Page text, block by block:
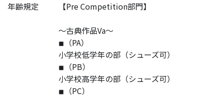
年齢規定 【Pre Competition部門】
〜古典作品Va〜
◾︎（PA）
小学校低学年の部（シューズ可）
◾︎（PB）
小学校高学年の部（シューズ可）
◾︎（PC）